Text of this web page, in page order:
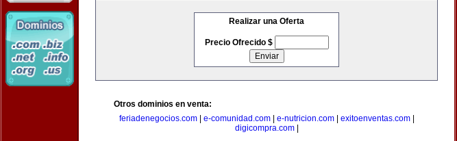
Realizar una Oferta
Precio Ofrecido $
Otros dominios en venta:
feriadenegocios.com| e-comunidad.com| e-nutricion.com| exitoenventas.com|
digicompra.com|